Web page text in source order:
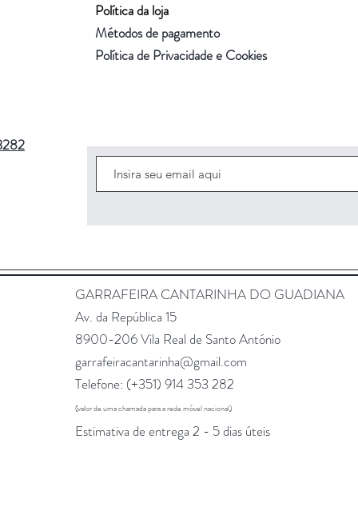
Política da loja
Métodos de pagamento
Política de Privacidade e Cookies
GARRAFEIRA CANTARINHA DO GUADIANA
Av. da República 15
8900-206 Vila Real de Santo António
garrafeiracantarinha@gmail.com
Telefone: (+351) 914 353 282
(valor de uma chamada para a rede móvel nacional)
Estimativa de entrega 2 - 5 dias úteis